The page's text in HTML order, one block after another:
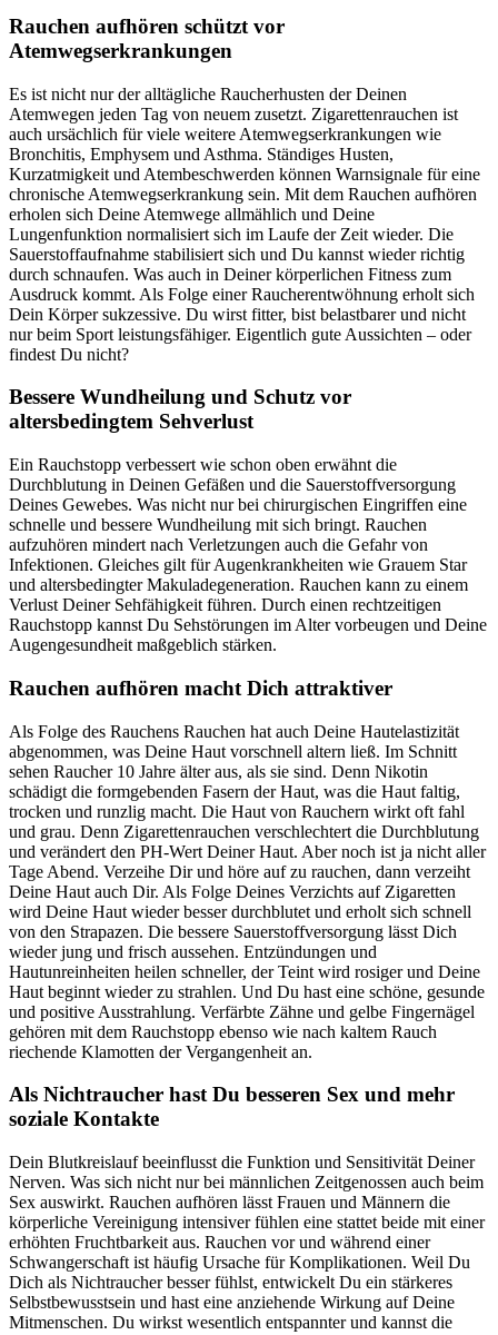
Rauchen aufhören schützt vor
Atemwegserkrankungen
Es ist nicht nur der alltägliche Raucherhusten der Deinen
Atemwegen jeden Tag von neuem zusetzt. Zigarettenrauchen ist
auch ursächlich für viele weitere Atemwegserkrankungen wie
Bronchitis, Emphysem und Asthma. Ständiges Husten,
Kurzatmigkeit und Atembeschwerden können Warnsignale für eine
chronische Atemwegserkrankung sein. Mit dem Rauchen aufhören
erholen sich Deine Atemwege allmählich und Deine
Lungenfunktion normalisiert sich im Laufe der Zeit wieder. Die
Sauerstoffaufnahme stabilisiert sich und Du kannst wieder richtig
durch schnaufen. Was auch in Deiner körperlichen Fitness zum
Ausdruck kommt. Als Folge einer Raucherentwöhnung erholt sich
Dein Körper sukzessive. Du wirst fitter, bist belastbarer und nicht
nur beim Sport leistungsfähiger. Eigentlich gute Aussichten – oder
findest Du nicht?
Bessere Wundheilung und Schutz vor
altersbedingtem Sehverlust
Ein Rauchstopp verbessert wie schon oben erwähnt die
Durchblutung in Deinen Gefäßen und die Sauerstoffversorgung
Deines Gewebes. Was nicht nur bei chirurgischen Eingriffen eine
schnelle und bessere Wundheilung mit sich bringt. Rauchen
aufzuhören mindert nach Verletzungen auch die Gefahr von
Infektionen. Gleiches gilt für Augenkrankheiten wie Grauem Star
und altersbedingter Makuladegeneration. Rauchen kann zu einem
Verlust Deiner Sehfähigkeit führen. Durch einen rechtzeitigen
Rauchstopp kannst Du Sehstörungen im Alter vorbeugen und Deine
Augengesundheit maßgeblich stärken.
Rauchen aufhören macht Dich attraktiver
Als Folge des Rauchens Rauchen hat auch Deine Hautelastizität
abgenommen, was Deine Haut vorschnell altern ließ. Im Schnitt
sehen Raucher 10 Jahre älter aus, als sie sind. Denn Nikotin
schädigt die formgebenden Fasern der Haut, was die Haut faltig,
trocken und runzlig macht. Die Haut von Rauchern wirkt oft fahl
und grau. Denn Zigarettenrauchen verschlechtert die Durchblutung
und verändert den PH-Wert Deiner Haut. Aber noch ist ja nicht aller
Tage Abend. Verzeihe Dir und höre auf zu rauchen, dann verzeiht
Deine Haut auch Dir. Als Folge Deines Verzichts auf Zigaretten
wird Deine Haut wieder besser durchblutet und erholt sich schnell
von den Strapazen. Die bessere Sauerstoffversorgung lässt Dich
wieder jung und frisch aussehen. Entzündungen und
Hautunreinheiten heilen schneller, der Teint wird rosiger und Deine
Haut beginnt wieder zu strahlen. Und Du hast eine schöne, gesunde
und positive Ausstrahlung. Verfärbte Zähne und gelbe Fingernägel
gehören mit dem Rauchstopp ebenso wie nach kaltem Rauch
riechende Klamotten der Vergangenheit an.
Als Nichtraucher hast Du besseren Sex und mehr
soziale Kontakte
Dein Blutkreislauf beeinflusst die Funktion und Sensitivität Deiner
Nerven. Was sich nicht nur bei männlichen Zeitgenossen auch beim
Sex auswirkt. Rauchen aufhören lässt Frauen und Männern die
körperliche Vereinigung intensiver fühlen eine stattet beide mit einer
erhöhten Fruchtbarkeit aus. Rauchen vor und während einer
Schwangerschaft ist häufig Ursache für Komplikationen. Weil Du
Dich als Nichtraucher besser fühlst, entwickelt Du ein stärkeres
Selbstbewusstsein und hast eine anziehende Wirkung auf Deine
Mitmenschen. Du wirkst wesentlich entspannter und kannst die